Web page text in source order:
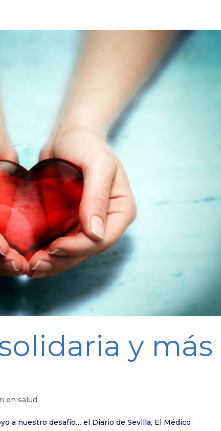
y más
en salud
a nuestro desafío… el Diario de Sevilla, El Médico